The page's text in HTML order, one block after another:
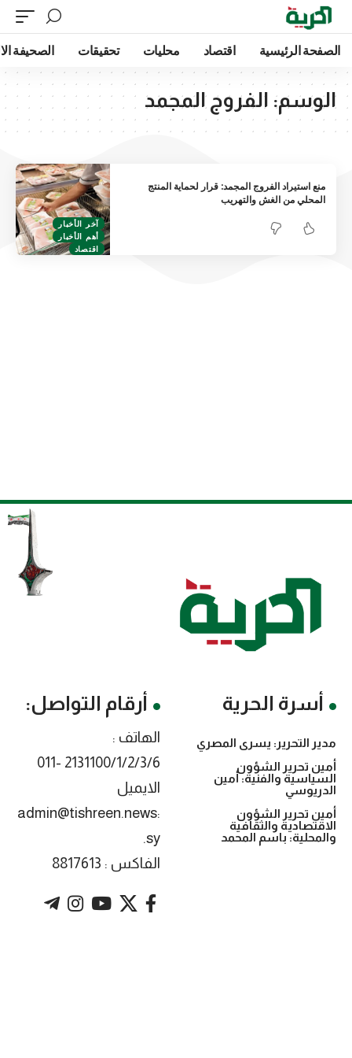
الصفحة الرئيسية اقتصاد محليات تحقيقات الصحيفة
الوسم: الفروج المجمد
آخر الأخبار
أهم الأخبار
اقتصاد
منع استيراد الفروج المجمد: قرار لحماية المنتج
المحلي من الغش والتهريب
أسرة الحرية
مدير التحرير: يسرى المصري
أمين تحرير الشؤون
السياسية والفنية: أمين
الدريوسي
أمين تحرير الشؤون
الاقتصادية والثقافية
والمحلية: باسم المحمد
أرقام التواصل:
الهاتف :
2131100/1/2/3/6 -011
الايميل
:admin@tishreen.news
.sy
الفاكس : 8817613